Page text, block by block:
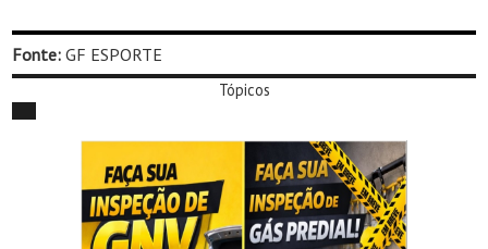
Fonte: GF ESPORTE
Tópicos